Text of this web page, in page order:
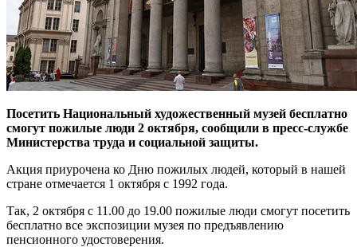
Посетить Национальный художественный музей бесплатно
смогут пожилые люди 2 октября, сообщили в пресс-службе
Министерства труда и социальной защиты.
Акция приурочена ко Дню пожилых людей, который в нашей
стране отмечается 1 октября с 1992 года.
Так, 2 октября с 11.00 до 19.00 пожилые люди смогут посетить
бесплатно все экспозиции музея по предъявлению
пенсионного удостоверения.